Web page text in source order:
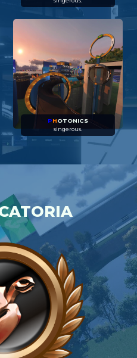
PHOTONICS
singerous.